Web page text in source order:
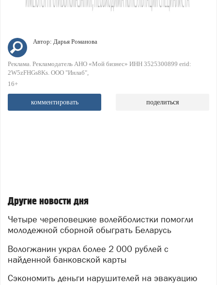
Автор: Дарья Романова
Реклама. Рекламодатель АНО «Мой бизнес» ИНН 3525300899 erid:
2W5zFHGs8Ks. ООО "Инлаб"
16+
комментировать поделиться
Другие новости дня
Четыре череповецкие волейболистки помогли
молодежной сборной обыграть Беларусь
Вологжанин украл более 2 000 рублей с
найденной банковской карты
Сэкономить деньги нарушителей на эвакуацию